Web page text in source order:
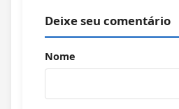
Deixe seu comentário
Nome